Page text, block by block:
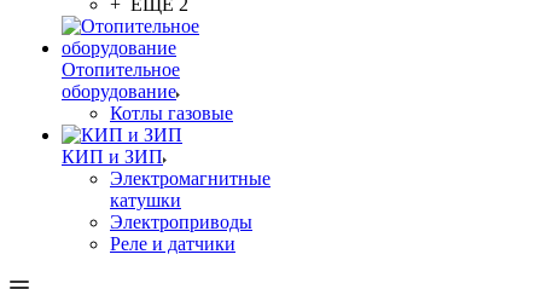
+ ЕЩЕ 2
Отопительное
оборудование
Котлы газовые
КИП и ЗИП
Электромагнитные
катушки
Электроприводы
Реле и датчики